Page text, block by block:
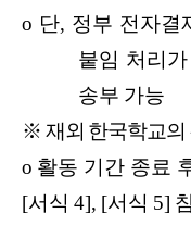
o 단, 정부 전자결
붙임 처리
송부 가능
※ 재외 한국학교의
o 활동 기간 종료
[서식 4], [서식 5]